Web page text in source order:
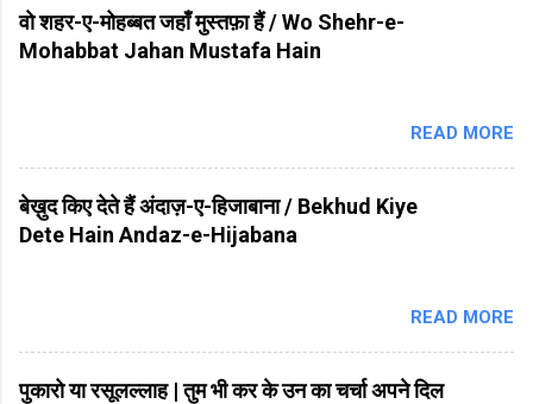
वो शहर-ए-मोहब्बत जहाँ मुस्तफ़ा हैं / Wo Shehr-e-
Mohabbat Jahan Mustafa Hain
READ MORE
बेख़ुद किए देते हैं अंदाज़-ए-हिजाबाना / Bekhud Kiye
Dete Hain Andaz-e-Hijabana
READ MORE
पुकारो या रसूलल्लाह | तुम भी कर के उन का चर्चा अपने दिल